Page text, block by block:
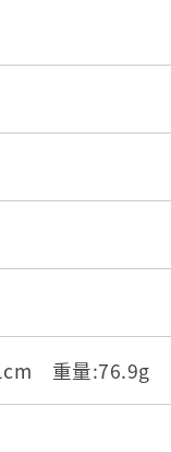
重量:76.9g